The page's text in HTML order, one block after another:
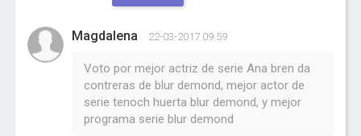
Magdalena 22-03-2017 09:59
Voto por mejor actriz de serie Ana bren da
contreras de blur demond, mejor actor de
serie tenoch huerta blur demond, y mejor
programa serie blur demond